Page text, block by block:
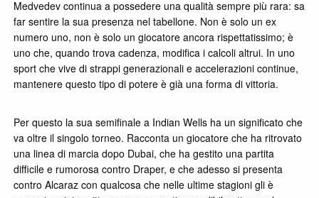
Medvedev continua a possedere una qualità sempre più rara: sa
far sentire la sua presenza nel tabellone. Non è solo un ex
numero uno, non è solo un giocatore ancora rispettatissimo; è
uno che, quando trova cadenza, modifica i calcoli altrui. In uno
sport che vive di strappi generazionali e accelerazioni continue,
mantenere questo tipo di potere è già una forma di vittoria.
Per questo la sua semifinale a Indian Wells ha un significato che
va oltre il singolo torneo. Racconta un giocatore che ha ritrovato
una linea di marcia dopo Dubai, che ha gestito una partita
difficile e rumorosa contro Draper, e che adesso si presenta
contro Alcaraz con qualcosa che nelle ultime stagioni gli è